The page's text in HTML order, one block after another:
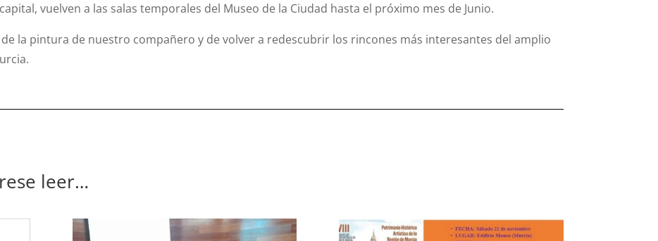
vuelven a las salas temporales del Museo de la Ciudad hasta el próximo mes de Junio.
la pintura de nuestro compañero y de volver a redescubrir los rincones más interesantes del amplio
leer…